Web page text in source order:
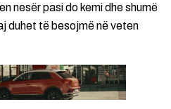
nesër pasi do kemi dhe shumë
duhet të besojmë në veten